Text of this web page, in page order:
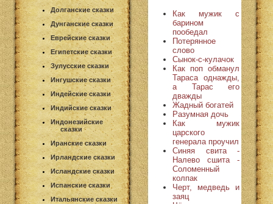
Долганские сказки
Дунганские сказки
Еврейские сказки
Египетские сказки
Зулусские сказки
Ингушские сказки
Индейские сказки
Индийские сказки
Индонезийские
сказки
Иранские сказки
Ирландские сказки
Исландские сказки
Испанские сказки
Итальянские сказки
Как мужик с
барином
пообедал
Потерянное
слово
Сынок-с-кулачок
Как поп обманул
Тараса однажды,
а Тарас его
дважды
Жадный богатей
Разумная дочь
Как мужик
царского
генерала проучил
Синяя свита -
Налево сшита -
Соломенный
колпак
Черт, медведь и
заяц